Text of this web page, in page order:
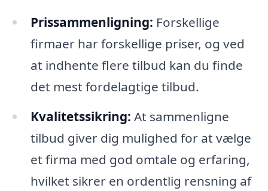
Prissammenligning: Forskellige
firmaer har forskellige priser, og ved
at indhente flere tilbud kan du finde
det mest fordelagtige tilbud.
Kvalitetssikring: At sammenligne
tilbud giver dig mulighed for at vælge
et firma med god omtale og erfaring,
hvilket sikrer en ordentlig rensning af